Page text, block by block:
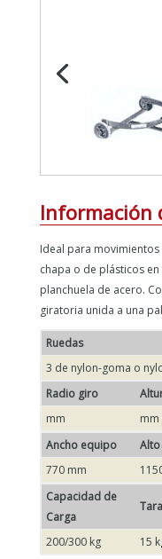
Información
Ideal para
chapa o de plásticos
planchuela de acero.
giratoria unida a una
Ruedas
3 de nylon-goma o
Radio giro
mm
mm
Ancho equipo
770 mm
Capacidad de
Carga
Tara
200/300 kg 15